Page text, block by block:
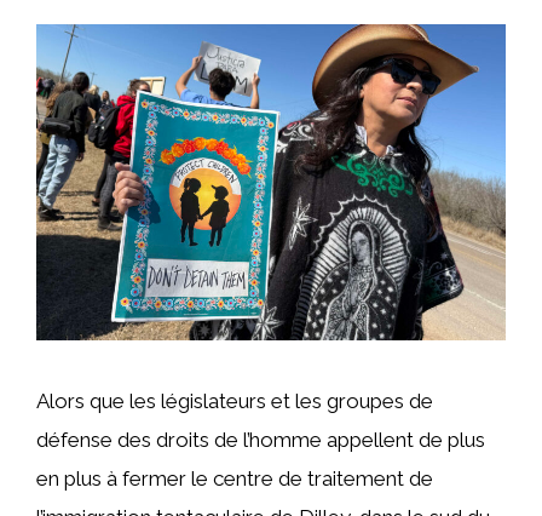
Alors que les législateurs et les groupes de
défense des droits de l’homme appellent de plus
en plus à fermer le centre de traitement de